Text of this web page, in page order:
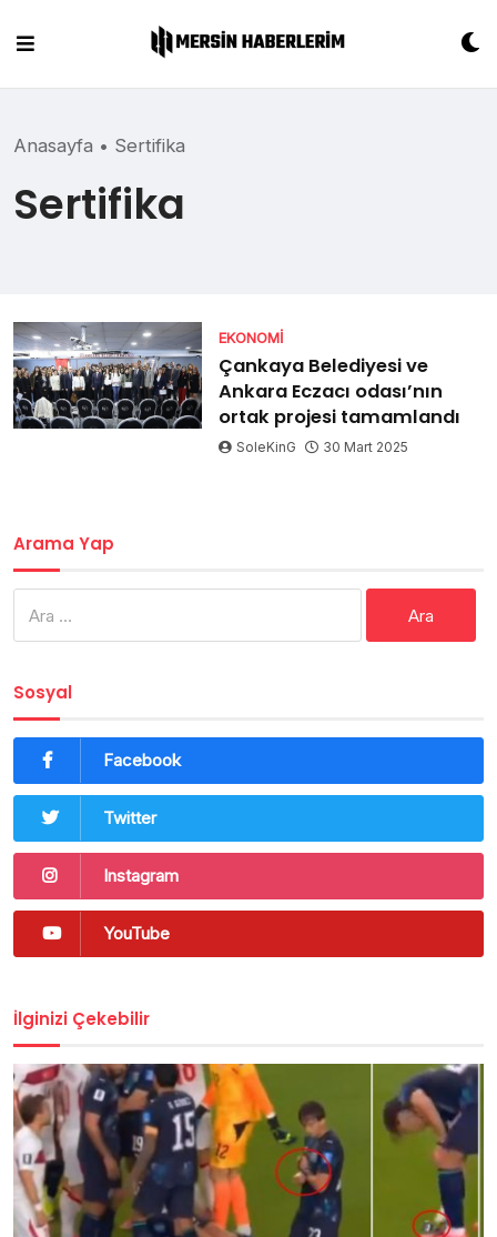
content
Anasayfa • Sertifika
Sertifika
EKONOMI
Çankaya Belediyesi ve
Ankara Eczacı odası’nın
ortak projesi tamamlandı
SoleKinG 30 Mart 2025
Arama Yap
Sosyal
Facebook
Twitter
Instagram
YouTube
İlginizi Çekebilir